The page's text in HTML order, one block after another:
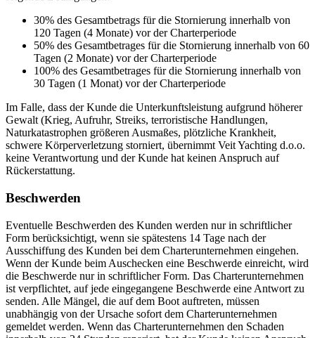
30% des Gesamtbetrags für die Stornierung innerhalb von
120 Tagen (4 Monate) vor der Charterperiode
50% des Gesamtbetrages für die Stornierung innerhalb von 60
Tagen (2 Monate) vor der Charterperiode
100% des Gesamtbetrages für die Stornierung innerhalb von
30 Tagen (1 Monat) vor der Charterperiode
Im Falle, dass der Kunde die Unterkunftsleistung aufgrund höherer
Gewalt (Krieg, Aufruhr, Streiks, terroristische Handlungen,
Naturkatastrophen größeren Ausmaßes, plötzliche Krankheit,
schwere Körperverletzung storniert, übernimmt Veit Yachting d.o.o.
keine Verantwortung und der Kunde hat keinen Anspruch auf
Rückerstattung.
Beschwerden
Eventuelle Beschwerden des Kunden werden nur in schriftlicher
Form berücksichtigt, wenn sie spätestens 14 Tage nach der
Ausschiffung des Kunden bei dem Charterunternehmen eingehen.
Wenn der Kunde beim Auschecken eine Beschwerde einreicht, wird
die Beschwerde nur in schriftlicher Form. Das Charterunternehmen
ist verpflichtet, auf jede eingegangene Beschwerde eine Antwort zu
senden. Alle Mängel, die auf dem Boot auftreten, müssen
unabhängig von der Ursache sofort dem Charterunternehmen
gemeldet werden. Wenn das Charterunternehmen den Schaden